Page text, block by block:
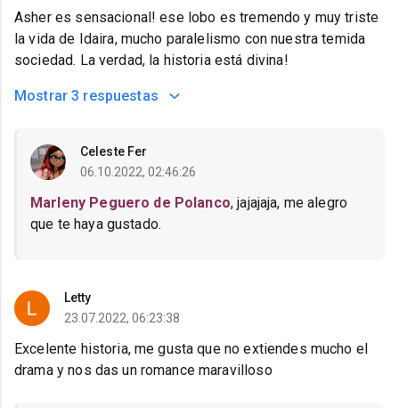
Asher es sensacional! ese lobo es tremendo y muy triste
la vida de Idaira, mucho paralelismo con nuestra temida
sociedad. La verdad, la historia está divina!
Mostrar 3 respuestas
Celeste Fer
06.10.2022, 02:46:26
Marleny Peguero de Polanco, jajajaja, me alegro
que te haya gustado.
Letty
23.07.2022, 06:23:38
Excelente historia, me gusta que no extiendes mucho el
drama y nos das un romance maravilloso